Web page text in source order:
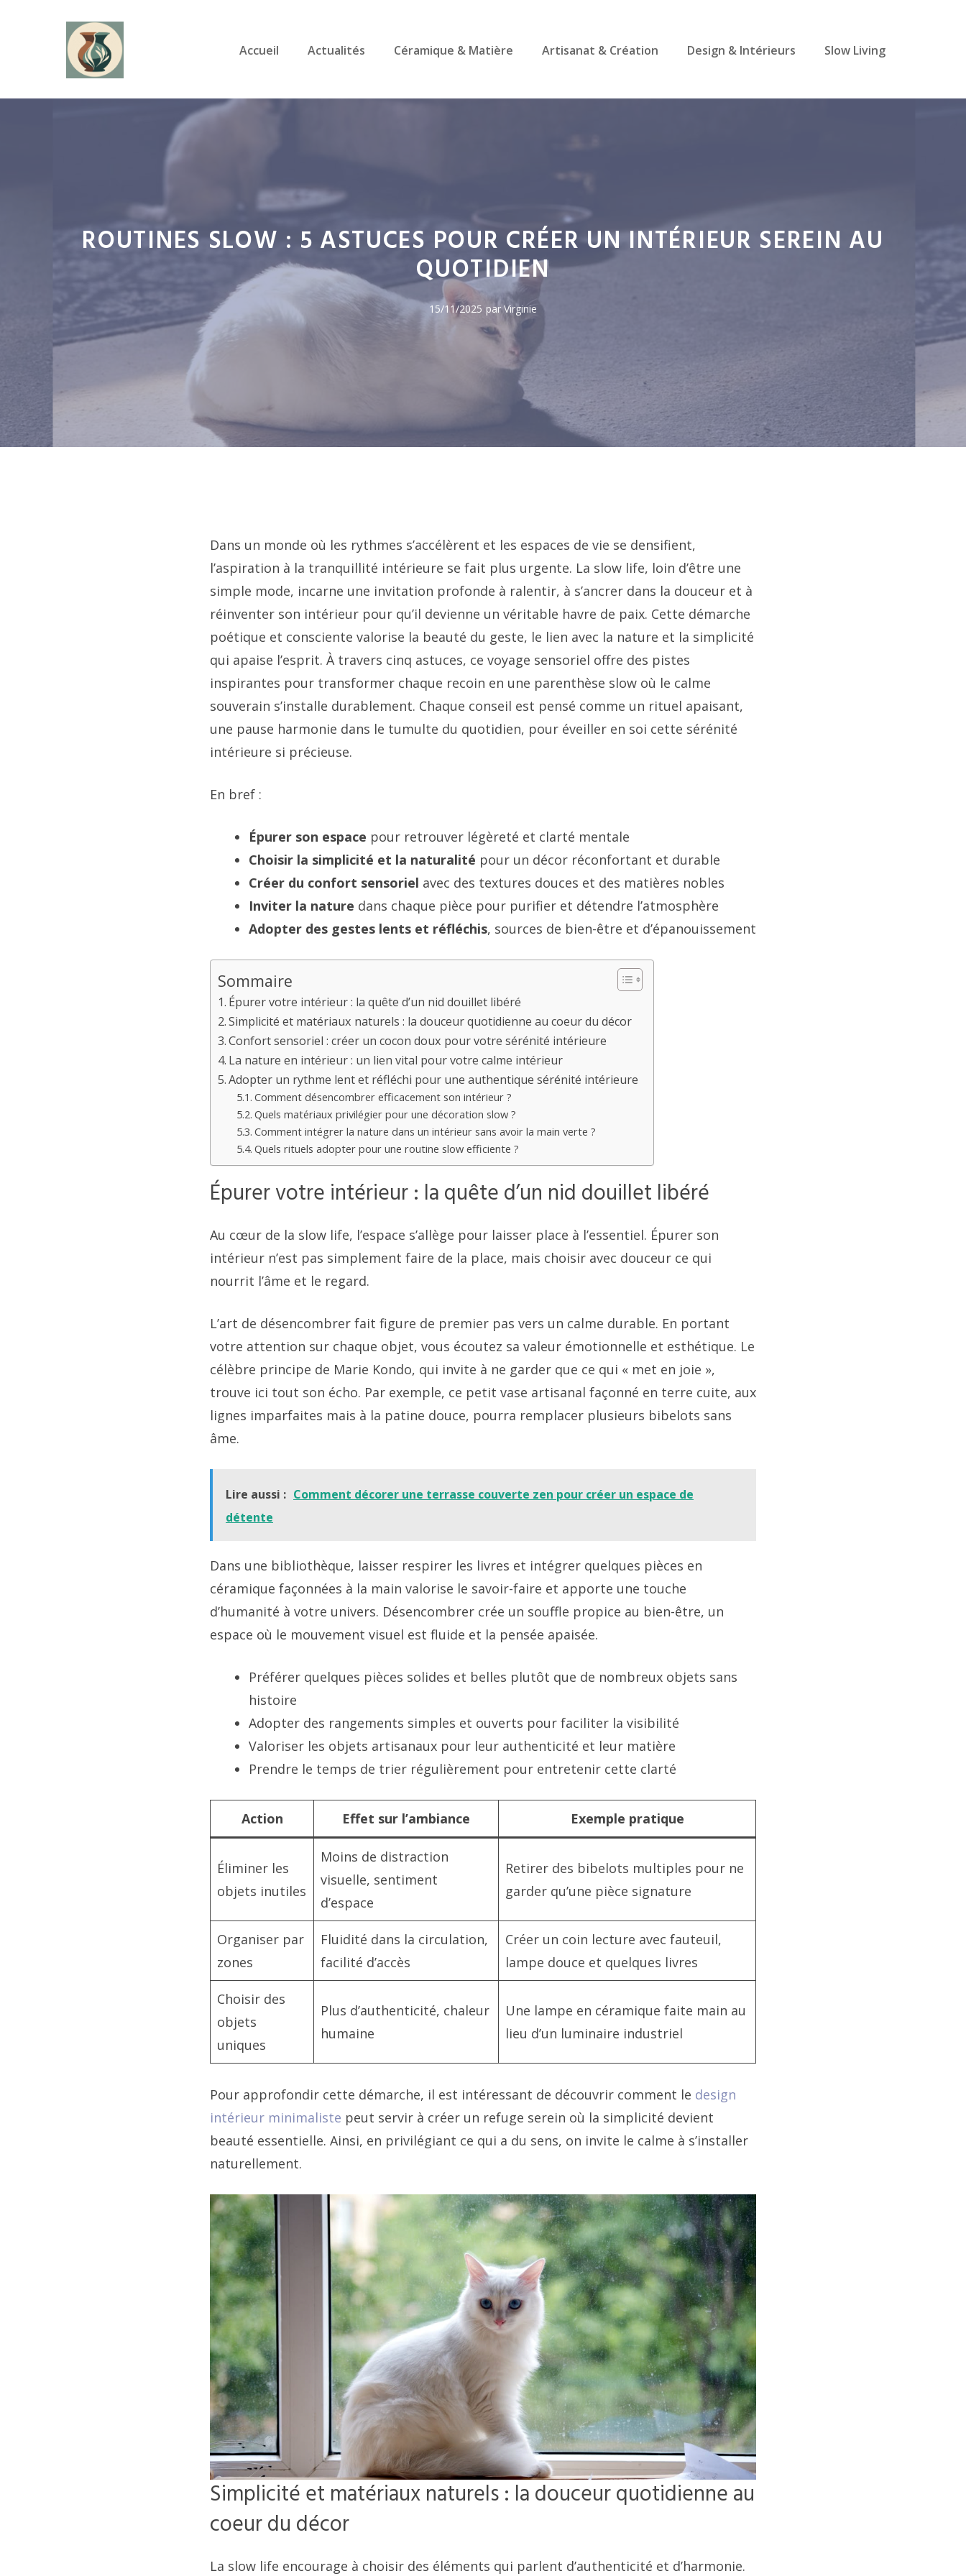
Accueil Actualités Céramique & Matière Artisanat & Création Design & Intérieurs Slow Living
ROUTINES SLOW : 5 ASTUCES POUR CRÉER UN INTÉRIEUR SEREIN AU
QUOTIDIEN
15/11/2025 par Virginie
Dans un monde où les rythmes s’accélèrent et les espaces de vie se densifient,
l’aspiration à la tranquillité intérieure se fait plus urgente. La slow life, loin d’être une
simple mode, incarne une invitation profonde à ralentir, à s’ancrer dans la douceur et à
réinventer son intérieur pour qu’il devienne un véritable havre de paix. Cette démarche
poétique et consciente valorise la beauté du geste, le lien avec la nature et la simplicité
qui apaise l’esprit. À travers cinq astuces, ce voyage sensoriel offre des pistes
inspirantes pour transformer chaque recoin en une parenthèse slow où le calme
souverain s’installe durablement. Chaque conseil est pensé comme un rituel apaisant,
une pause harmonie dans le tumulte du quotidien, pour éveiller en soi cette sérénité
intérieure si précieuse.
En bref :
Épurer son espace pour retrouver légèreté et clarté mentale
Choisir la simplicité et la naturalité pour un décor réconfortant et durable
Créer du confort sensoriel avec des textures douces et des matières nobles
Inviter la nature dans chaque pièce pour purifier et détendre l’atmosphère
Adopter des gestes lents et réfléchis, sources de bien-être et d’épanouissement
Sommaire
Épurer votre intérieur : la quête d’un nid douillet libéré
Simplicité et matériaux naturels : la douceur quotidienne au coeur du décor
Confort sensoriel : créer un cocon doux pour votre sérénité intérieure
La nature en intérieur : un lien vital pour votre calme intérieur
Adopter un rythme lent et réfléchi pour une authentique sérénité intérieure
Comment désencombrer efficacement son intérieur ?
Quels matériaux privilégier pour une décoration slow ?
Comment intégrer la nature dans un intérieur sans avoir la main verte ?
Quels rituels adopter pour une routine slow efficiente ?
Épurer votre intérieur : la quête d’un nid douillet libéré
Au cœur de la slow life, l’espace s’allège pour laisser place à l’essentiel. Épurer son
intérieur n’est pas simplement faire de la place, mais choisir avec douceur ce qui
nourrit l’âme et le regard.
L’art de désencombrer fait figure de premier pas vers un calme durable. En portant
votre attention sur chaque objet, vous écoutez sa valeur émotionnelle et esthétique. Le
célèbre principe de Marie Kondo, qui invite à ne garder que ce qui « met en joie »,
trouve ici tout son écho. Par exemple, ce petit vase artisanal façonné en terre cuite, aux
lignes imparfaites mais à la patine douce, pourra remplacer plusieurs bibelots sans
âme.
Lire aussi : Comment décorer une terrasse couverte zen pour créer un espace de
détente
Dans une bibliothèque, laisser respirer les livres et intégrer quelques pièces en
céramique façonnées à la main valorise le savoir-faire et apporte une touche
d’humanité à votre univers. Désencombrer crée un souffle propice au bien-être, un
espace où le mouvement visuel est fluide et la pensée apaisée.
Préférer quelques pièces solides et belles plutôt que de nombreux objets sans
histoire
Adopter des rangements simples et ouverts pour faciliter la visibilité
Valoriser les objets artisanaux pour leur authenticité et leur matière
Prendre le temps de trier régulièrement pour entretenir cette clarté
Action Effet sur l’ambiance Exemple pratique
Éliminer les
objets inutiles
Moins de distraction
visuelle, sentiment
d’espace
Retirer des bibelots multiples pour ne
garder qu’une pièce signature
Organiser par
zones
Fluidité dans la circulation,
facilité d’accès
Créer un coin lecture avec fauteuil,
lampe douce et quelques livres
Choisir des
objets
uniques
Plus d’authenticité, chaleur
humaine
Une lampe en céramique faite main au
lieu d’un luminaire industriel
Pour approfondir cette démarche, il est intéressant de découvrir comment le design
intérieur minimaliste peut servir à créer un refuge serein où la simplicité devient
beauté essentielle. Ainsi, en privilégiant ce qui a du sens, on invite le calme à s’installer
naturellement.
Simplicité et matériaux naturels : la douceur quotidienne au
coeur du décor
La slow life encourage à choisir des éléments qui parlent d’authenticité et d’harmonie.